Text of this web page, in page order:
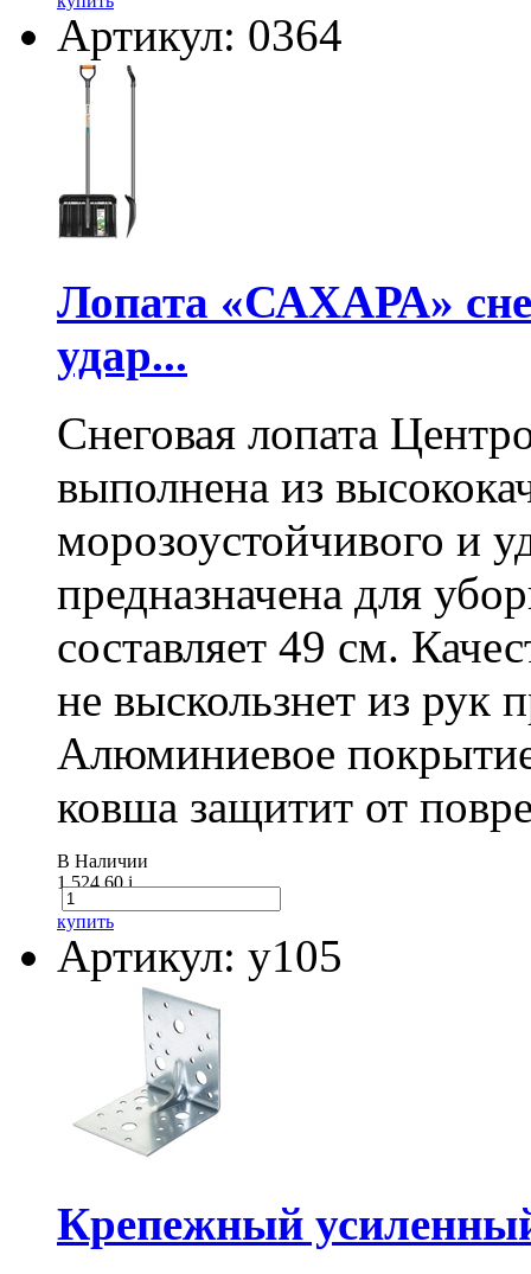
Артикул: 0364
Лопата «САХАРА»
удар...
Снеговая лопата
выполнена из
морозоустойчивого и
предназначена для
составляет 49 см.
не выскользнет из рук
Алюминиевое
ковша защитит от
В Наличии
1 524.60i
купить
Артикул: у105
Крепежный